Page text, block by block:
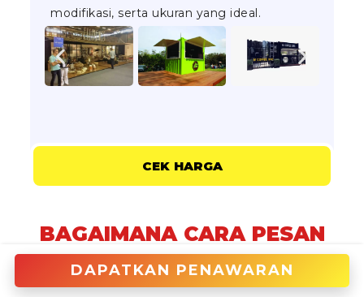
DAPATKAN PENAWARAN
modifikasi, serta ukuran yang ideal.
CEK HARGA
BAGAIMANA CARA PESAN
BOOTH CONTAINER DI
TRADECORP?